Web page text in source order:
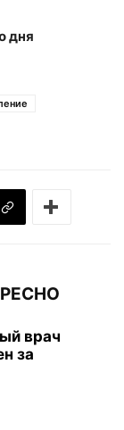
дня
врач
за